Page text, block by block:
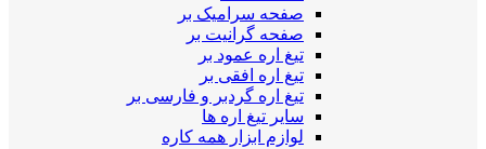
صفحه سرامیک بر
صفحه گرانیت بر
تیغ اره عمود بر
تیغ اره افقی بر
تیغ اره گردبر و فارسی بر
سایر تیغ اره ها
لوازم ابزار همه کاره